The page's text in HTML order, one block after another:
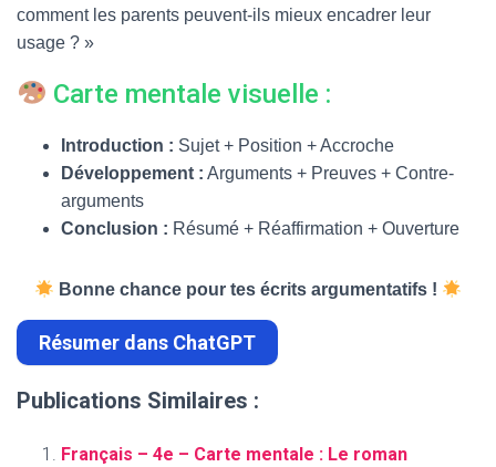
comment les parents peuvent-ils mieux encadrer leur
usage ? »
Carte mentale visuelle :
Introduction : Sujet + Position + Accroche
Développement : Arguments + Preuves + Contre-
arguments
Conclusion : Résumé + Réaffirmation + Ouverture
Bonne chance pour tes écrits argumentatifs !
Résumer dans ChatGPT
Publications Similaires :
Français – 4e – Carte mentale : Le roman